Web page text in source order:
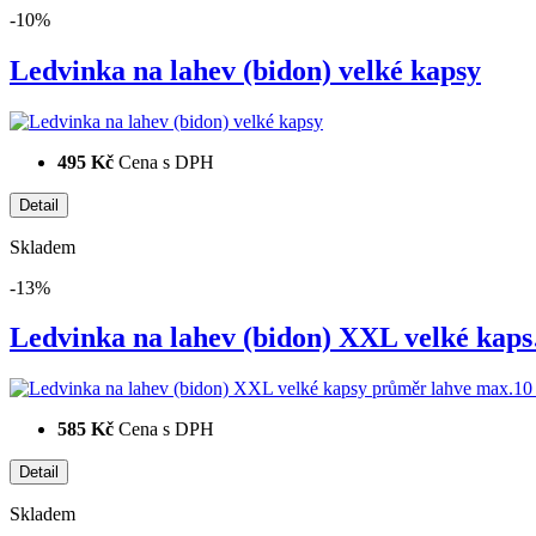
-10%
Ledvinka na lahev (bidon) velké kapsy
495 Kč Cena s DPH
Skladem
-13%
Ledvinka na lahev (bidon) XXL velké
585 Kč Cena s DPH
Skladem